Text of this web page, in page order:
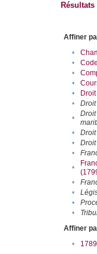
Résultats
Affiner
•
•
•
•
•
Droit
•
•
•
•
•
•
•
•
•
•
Affiner
•